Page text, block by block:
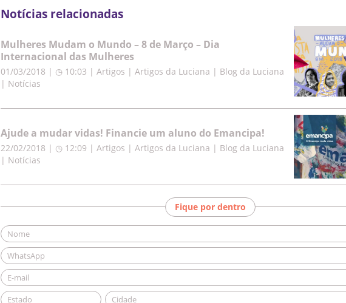
Notícias relacionadas
Mulheres Mudam o Mundo – 8 de Março – Dia
Internacional das Mulheres
01/03/2018 | ◷ 10:03 | Artigos | Artigos da Luciana | Blog da Luciana
| Notícias
Ajude a mudar vidas! Financie um aluno do Emancipa!
22/02/2018 | ◷ 12:09 | Artigos | Artigos da Luciana | Blog da Luciana
| Notícias
Fique por dentro